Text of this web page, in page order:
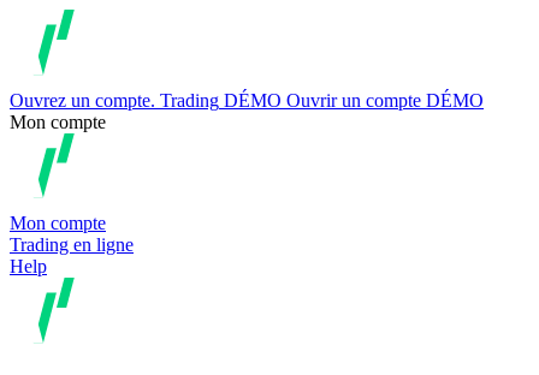
Ouvrez un compte. Trading DÉMO Ouvrir un compte DÉMO
Mon compte
Mon compte
Trading en ligne
Help